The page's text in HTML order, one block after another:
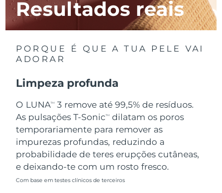
Resultados reais
PORQUE É QUE A TUA PELE VAI
ADORAR
Limpeza profunda
O LUNATM
3 remove até 99,5% de resíduos.
As pulsações T-SonicTM
dilatam os poros
temporariamente para remover as
impurezas profundas, reduzindo a
probabilidade de teres erupções cutâneas,
e deixando-te com um rosto fresco.
Com base em testes clínicos de terceiros
Luxemburgo Entrega prevista08.08.26
Macau, RAE da
China
Malta
México Entrega prevista 12.08.26
Mônaco Entrega prevista
Países Baixos Entrega prevista08.08.26
Nova Zelândia Entrega prevista